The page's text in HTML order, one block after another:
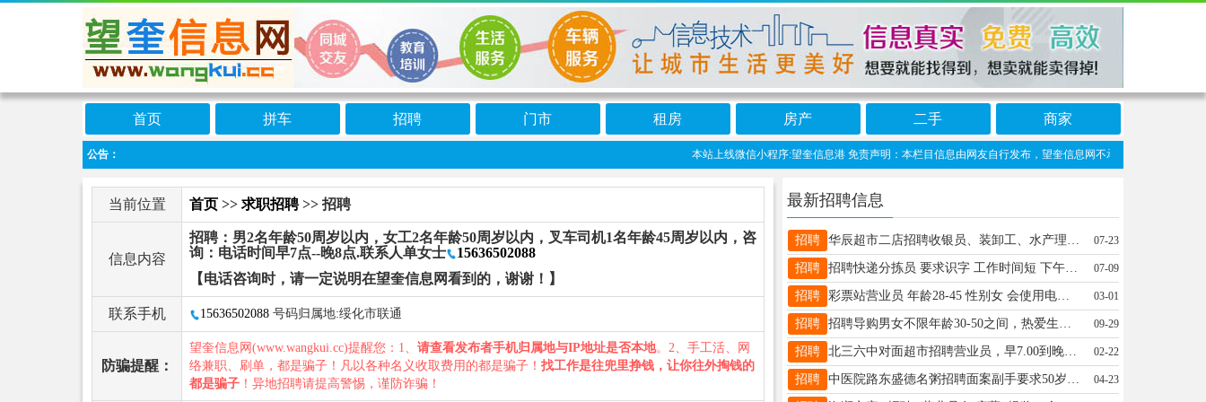
首页 拼车 招聘 门市 租房 房产 二手 商家
公告： 本站上线微信小程序:望奎信息港 免责声明：本栏目信息由网友自行发布，望奎信息网不承担任何责任！提高
当前位置 首页 >> 求职招聘>> 招聘
信息内容
招聘：男2名年龄50周岁以内，女工2名年龄50周岁以内，叉车司机1名年龄45周岁以内，咨
询：电话时间早7点--晚8点.联系人单女士
15636502088
【电话咨询时，请一定说明在望奎信息网看到的，谢谢！】
联系手机 15636502088 号码归属地:绥化市联通
防骗提醒：
望奎信息网(www.wangkui.cc)提醒您：1、 请查看发布者手机归属地与IP地址是否本地。2、手工活、网
络兼职、刷单，都是骗子！凡以各种名义收取费用的都是骗子！ 找工作是往兜里挣钱，让你往外掏钱的
都是骗子 ！异地招聘请提高警惕，谨防诈骗！
最新招聘信息
招聘 华辰超市二店招聘收银员、装卸工、水产理货员薪资待遇好，有意者可拨打咨询电话:15765798271 地址:华辰购物广场地下新华辰超市 07-23
招聘 招聘快递分拣员 要求识字 工作时间短 下午两点左右下班 短期勿扰 电话18724370688 07-09
招聘 彩票站营业员 年龄28-45 性别女 会使用电脑。有计算能力，工作时间早8:30-下午6:00 薪资2500+提成。电话13352553197 03-01
招聘 招聘导购男女不限年龄30-50之间，热爱生活热爱销售工作，有激情，有动力，有爱心。有导购，销售直销方面经验优先。转正底薪2500-8000上不封顶，带薪休假136644554827 09-29
招聘 北三六中对面超市招聘营业员，早7.00到晚上学生放完学。非诚勿扰，联系电话:17614555554 02-22
招聘 中医院路东盛德名粥招聘面案副手要求50岁左右，有经验能起早长期工作，有经验者家住附近者优先，有团队精神15636848999 04-23